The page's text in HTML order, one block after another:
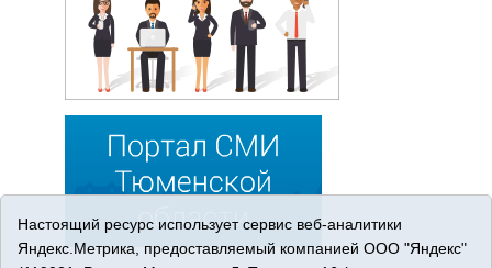
Настоящий ресурс использует сервис веб-аналитики
Яндекс.Метрика, предоставляемый компанией ООО "Яндекс"